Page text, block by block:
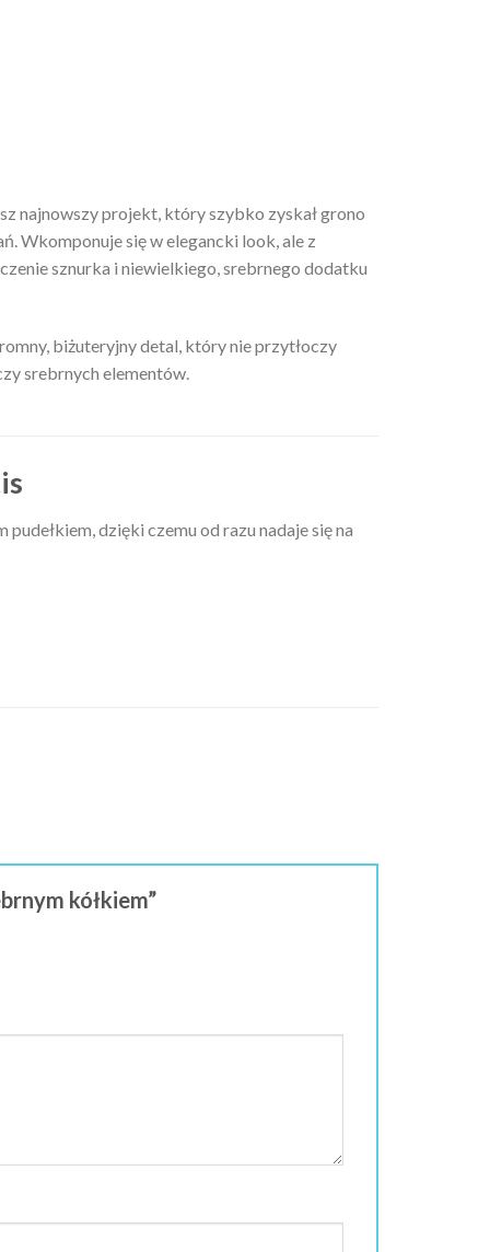
najnowszy projekt, który szybko zyskał grono
Wkomponuje się w elegancki look, ale z
sznurka i niewielkiego, srebrnego dodatku
biżuteryjny detal, który nie przytłoczy
srebrnych elementów.
dzięki czemu od razu nadaje się na
kółkiem”